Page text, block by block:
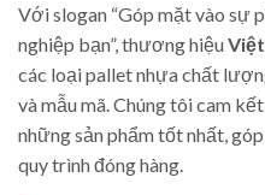
Với slogan “Góp mặt vào sự
nghiệp bạn”, thương hiệu
các loại pallet nhựa chất
và mẫu mã. Chúng tôi cam
những sản phẩm tốt nhất,
quy trình đóng hàng.